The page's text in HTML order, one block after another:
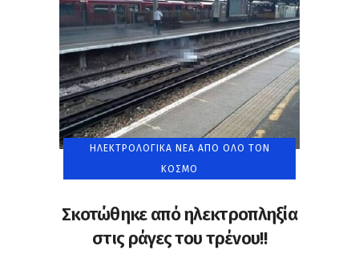
ΗΛΕΚΤΡΟΛΟΓΙΚΆ ΝΈΑ ΑΠΌ ΌΛΟ ΤΟΝ
ΚΌΣΜΟ
Σκοτώθηκε από ηλεκτροπληξία
στις ράγες του τρένου!!